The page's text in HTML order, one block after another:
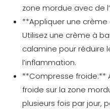
zone mordue avec de
**Appliquer une
Utilisez une crème à
calamine pour réduire
l’inflammation.
**Compresse froide:**
froide sur la zone
plusieurs fois par jour,